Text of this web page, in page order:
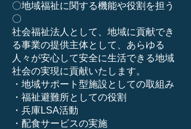
〇地域福祉に関する機能や役割を担う
〇
社会福祉法人として、地域に貢献でき
る事業の提供主体として、あらゆる
人々が安心して安全に生活できる地域
社会の実現に貢献いたします。
・地域サポート型施設としての取組み
・福祉避難所としての役割
・兵庫LSA活動
・配食サービスの実施